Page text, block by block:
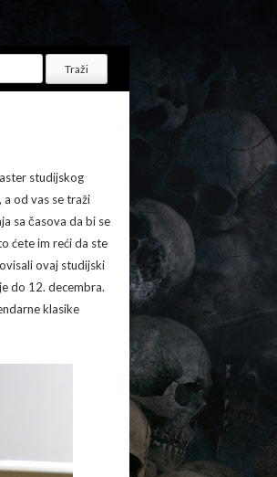
studijskog
od vas se traži
sa časova da bi se
ćete im reći da ste
ovaj studijski
do 12. decembra.
klasike